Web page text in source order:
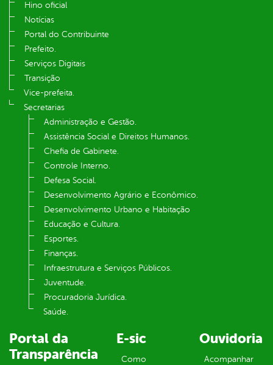
Hino oficial
Notícias
Portal do Contribuinte
Prefeito.
Serviços Digitais
Transição
Vice-prefeita.
Secretarias
Administração e Gestão.
Assistência Social e Direitos Humanos.
Chefia de Gabinete.
Controle Interno.
Defesa Social.
Desenvolvimento Agrário e Econômico.
Desenvolvimento Urbano e Habitação
Educação e Cultura.
Esportes.
Finanças.
Infraestrutura e Serviços Públicos.
Juventude.
Procuradoria Jurídica.
Saúde.
Portal da
Transparência
E-sic
Como
Ouvidoria
Acompanhar